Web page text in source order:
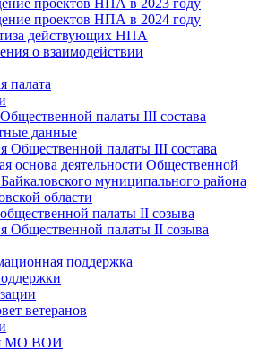
проектов НПА в 2023 году
проектов НПА в 2024 году
действующих НПА
о взаимодействии
палата
палаты III состава
данные
Общественной палаты III состава
основа деятельности Общественной
муниципального района
области
палаты II созыва
Общественной палаты II созыва
поддержка
ветеранов
МО ВОИ